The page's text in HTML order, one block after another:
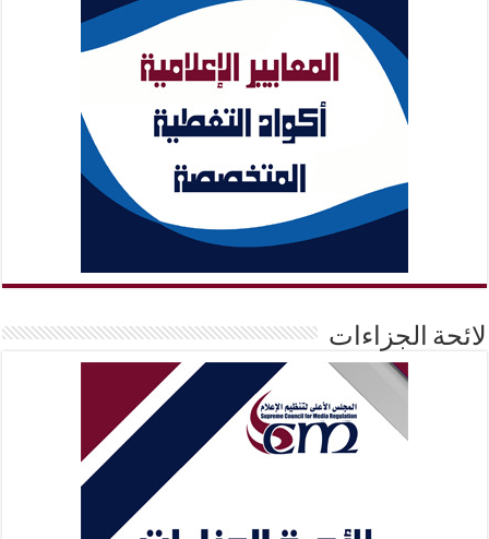
لائحة الجزاءات